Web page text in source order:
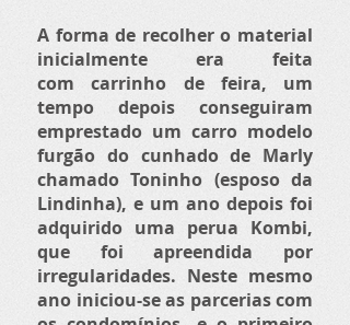
A forma de recolher o material
inicialmente era feita
com carrinho de feira, um
tempo depois conseguiram
emprestado um carro modelo
furgão do cunhado de Marly
chamado Toninho (esposo da
Lindinha), e um ano depois foi
adquirido uma perua Kombi,
que foi apreendida por
irregularidades. Neste mesmo
ano iniciou-se as parcerias com